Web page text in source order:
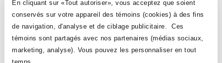
En cliquant sur «Tout autoriser», vous acceptez que soient
conservés sur votre appareil des témoins (cookies) à des fins
de navigation, d'analyse et de ciblage publicitaire. Ces
témoins sont partagés avec nos partenaires (médias sociaux,
marketing, analyse). Vous pouvez les personnaliser en tout